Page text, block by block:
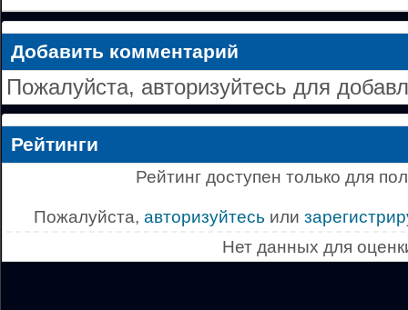
Добавить комментарий
Пожалуйста, авторизуйтесь для
Рейтинги
Рейтинг доступен только для
Пожалуйста, авторизуйтесь или
Нет данных для